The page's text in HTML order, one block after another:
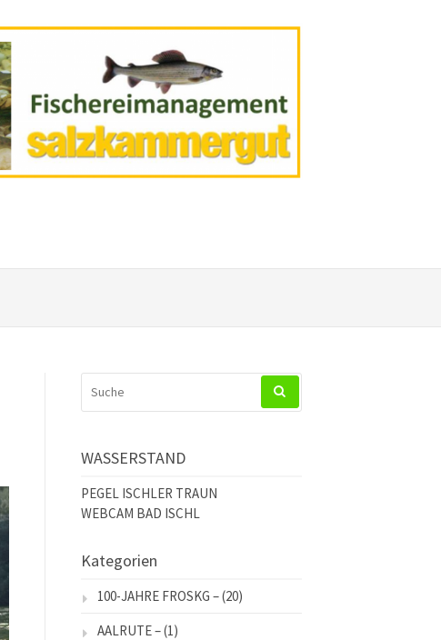
NACH:
WASSERSTAND
PEGEL ISCHLER TRAUN
WEBCAM BAD ISCHL
Kategorien
100-JAHRE FROSKG –(20)
AALRUTE –(1)